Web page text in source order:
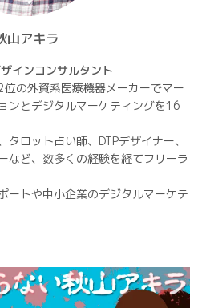
山アキラ
インコンサルタント
の外資系医療機器メーカーでマー
ンとデジタルマーケティングを16
ロット占い師、DTPデザイナー、
など、数多くの経験を経てフリーラ
ートや中小企業のデジタルマーケテ